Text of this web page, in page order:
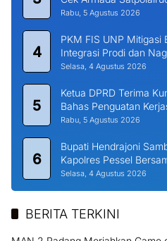
Rabu, 5 Agustus 2026
4
PKM FIS UNP Mitigasi
Integrasi Prodi dan
Selasa, 4 Agustus 2026
5
Ketua DPRD Terima
Bahas Penguatan
Rabu, 5 Agustus 2026
6
Bupati Hendrajoni
Kapolres Pessel
Selasa, 4 Agustus 2026
BERITA TERKINI